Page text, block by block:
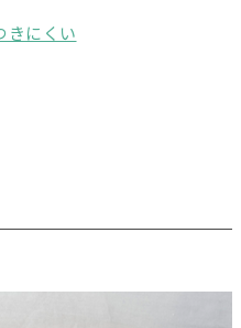
きにくい